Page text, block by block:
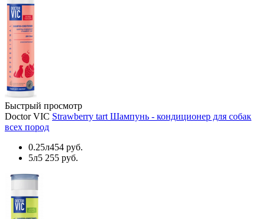
Быстрый просмотр
Doctor VIC Strawberry tart Шампунь - кондиционер для собак
всех пород
0.25л454 руб.
5л5 255 руб.